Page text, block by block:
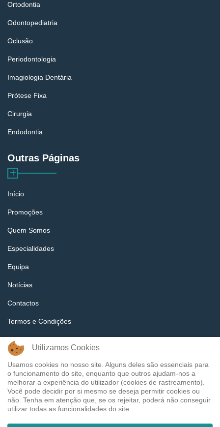
Ortodontia
Odontopediatria
Oclusão
Periodontologia
Imagiologia Dentária
Prótese Fixa
Cirurgia
Endodontia
Outras Páginas
Início
Promoções
Quem Somos
Especialidades
Equipa
Notícias
Contactos
Termos e Condições
Política e Privacidades
Tags
Utilizamos Cookies
Usamos cookies no nosso site. Alguns deles são essenciais para
o funcionamento do site, enquanto que outros ajudam-nos a
melhorar a experiência do utilizador (cookies de rastreamento).
Você pode decidir por si mesmo se deseja permitir cookies ou
não. Tenha em atenção que, se os rejeitar, poderá não conseguir
utilizar todas as funcionalidades do site.